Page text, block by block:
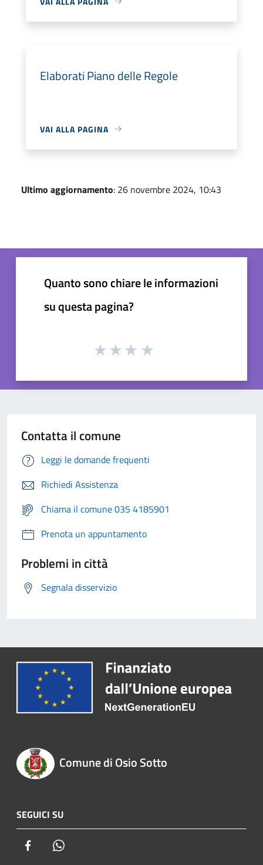
Elaborati Piano delle Regole
VAI ALLA PAGINA
Ultimo aggiornamento: 26 novembre 2024, 10:43
Quanto sono chiare le informazioni
su questa pagina?
Contatta il comune
Leggi le domande frequenti
Richiedi Assistenza
Chiama il comune 035 4185901
Prenota un appuntamento
Problemi in città
Segnala disservizio
Comune di Osio Sotto
SEGUICI SU
Facebook